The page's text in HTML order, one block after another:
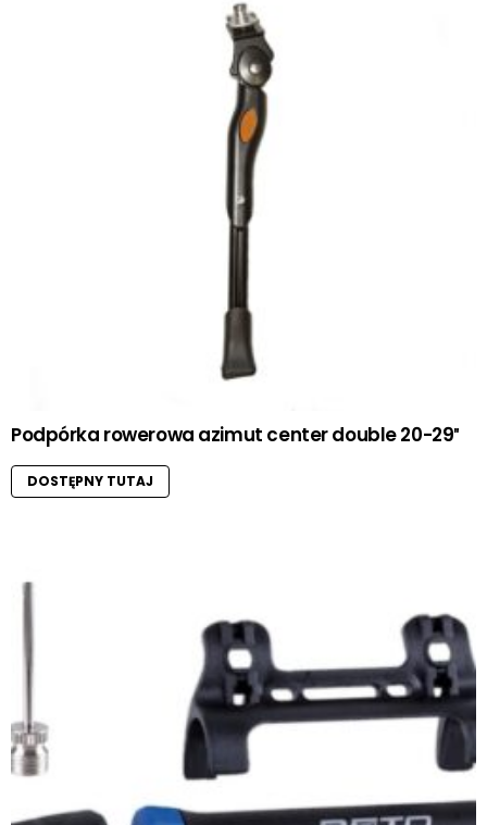
Podpórka rowerowa azimut center double 20-29″
DOSTĘPNY TUTAJ